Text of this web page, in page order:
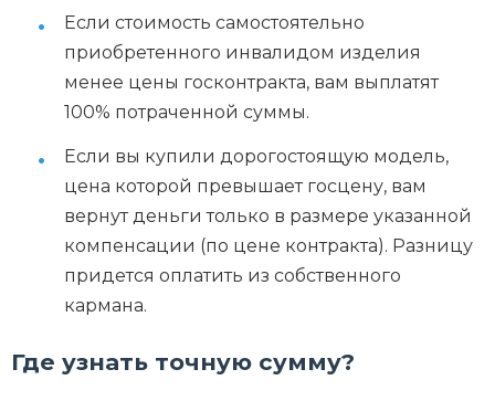
Если стоимость самостоятельно
приобретенного инвалидом изделия
менее цены госконтракта, вам выплатят
100% потраченной суммы.
Если вы купили дорогостоящую модель,
цена которой превышает госцену, вам
вернут деньги только в размере указанной
компенсации (по цене контракта). Разницу
придется оплатить из собственного
кармана.
Где узнать точную сумму?